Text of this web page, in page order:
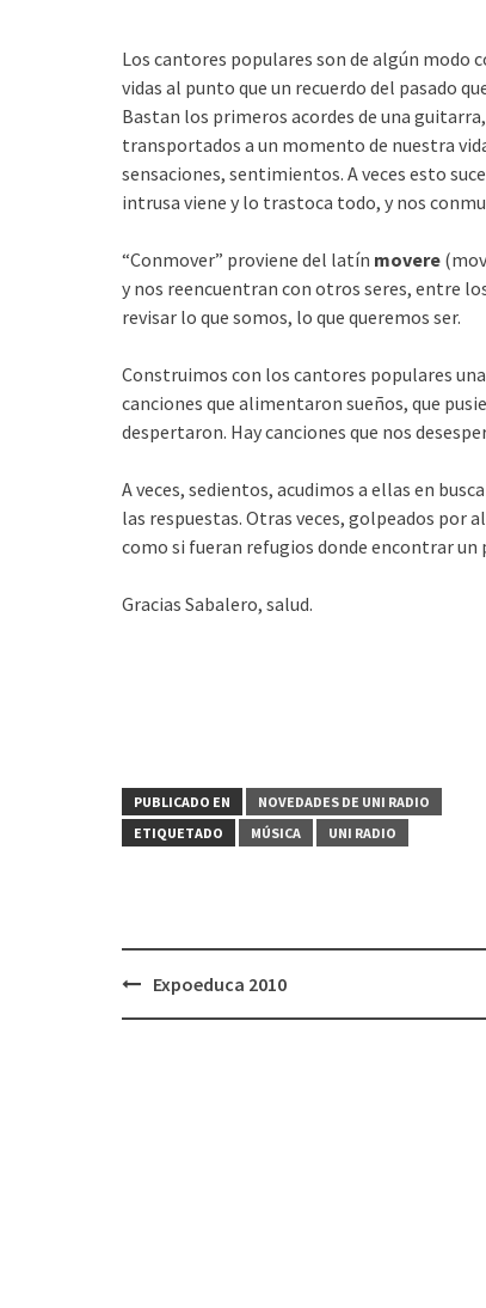
Los cantores populares son de algún modo
vidas al punto que un recuerdo del pasado
Bastan los primeros acordes de una
transportados a un momento de nuestra
sensaciones, sentimientos. A veces esto
intrusa viene y lo trastoca todo, y nos
“Conmover” proviene del latín movere
y nos reencuentran con otros seres, entre
revisar lo que somos, lo que queremos ser.
Construimos con los cantores populares
canciones que alimentaron sueños, que
despertaron. Hay canciones que nos
A veces, sedientos, acudimos a ellas en
las respuestas. Otras veces, golpeados por
como si fueran refugios donde encontrar un
Gracias Sabalero, salud.
PUBLICADO EN
NOVEDADES DE UNI RADIO
ETIQUETADO
MÚSICA UNI RADIO
Expoeduca 2010